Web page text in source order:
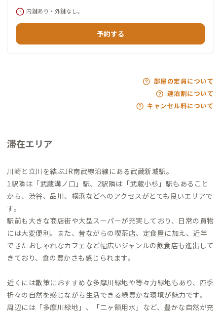
内鍵あり・外鍵なし。
予約する
部屋の定員について
連泊割について
キャンセル料について
滞在エリア
川崎と立川を結ぶJR南武線沿線にある武蔵新城駅。
1駅隣は「武蔵溝ノ口」駅、2駅隣は「武蔵小杉」駅もあること
から、渋谷、品川、横浜などへのアクセスがとても良いエリアで
す。
駅前も大きな商店街や大型スーパーが充実しており、日常の買物
には大変便利。また、昔ながらの喫茶店、定食屋に加え、近年
できたおしゃれなカフェなど幅広いジャンルの飲食店も進出して
きており、食の豊かさも感じられます。
近くには散策におすすめな多摩川緑地や等々力緑地もあり、四季
折々の自然を感じながら生活できる緑豊かな環境が魅力です。
周辺には「多摩川緑地」、「二ヶ領用水」など、豊かな自然が充